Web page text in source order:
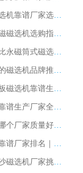
2026 铁矿磁选机靠谱厂家选购全攻略 行业标杆华体会手机网页版-华体会(中国) 设备性价比出众
2026 化工强磁磁选机选购指南 5 家行业口碑靠谱厂家领域强者推荐
2026 高性价比永磁筒式磁选机品牌盘点 行业强者口碑实测选购完整指南
2026 评价高的磁选机品牌推荐选购指南，永磁筒式磁选机设备领域强者全景行业口碑解析
2026 国内平板磁选机靠谱生产厂家推荐排名|行业口碑选购指南，领域强者按需选设备
2026 磁选机靠谱生产厂家全梳理 分场景选型行业头部品牌选购参考攻略
2026 磁选机哪个厂家质量好？十大靠谱磁电企业排名选购指南
2026 磁选机靠谱厂家排名｜华体会手机网页版-华体会(中国) 高性价比磁选机磁电品牌
2026 顺流河沙磁选机厂家挑选攻略 | 业内口碑龙头企业高性价比品牌推荐